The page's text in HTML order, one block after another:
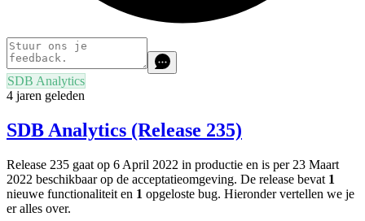
SDB Analytics
4 jaren geleden
SDB Analytics (Release 235)
Release 235 gaat op 6 April 2022 in productie en is per 23 Maart
2022 beschikbaar op de acceptatieomgeving. De release bevat 1
nieuwe functionaliteit en 1 opgeloste bug. Hieronder vertellen we je
er alles over.